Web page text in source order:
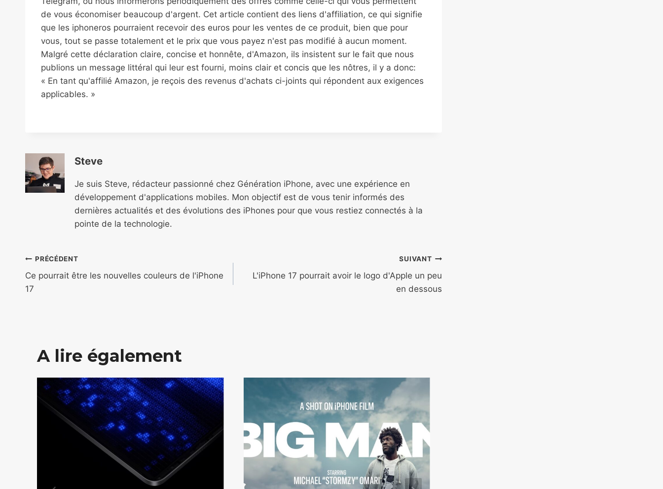
de vous économiser beaucoup d'argent. Cet article contient des liens d'affiliation, ce qui signifie
que les iphoneros pourraient recevoir des euros pour les ventes de ce produit, bien que pour
vous, tout se passe totalement et le prix que vous payez n'est pas modifié à aucun moment.
Malgré cette déclaration claire, concise et honnête, d'Amazon, ils insistent sur le fait que nous
publions un message littéral qui leur est fourni, moins clair et concis que les nôtres, il y a donc:
« En tant qu'affilié Amazon, je reçois des revenus d'achats ci-joints qui répondent aux exigences
applicables. »
Steve
Je suis Steve, rédacteur passionné chez Génération iPhone, avec une expérience en
développement d'applications mobiles. Mon objectif est de vous tenir informés des
dernières actualités et des évolutions des iPhones pour que vous restiez connectés à la
pointe de la technologie.
Navigation
de
PRÉCÉDENT
Ce pourrait être les nouvelles couleurs de l'iPhone
17
SUIVANT
L'iPhone 17 pourrait avoir le logo d'Apple un peu
en dessous
A lire également